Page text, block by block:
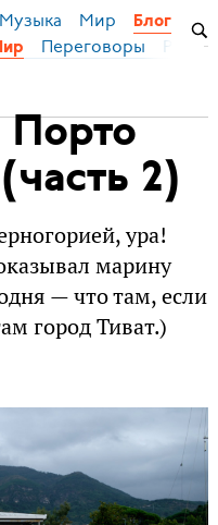
Музыка Мир Блог
Переговоры
Порто
2)
ура!
марину
— что там, если
город Тиват.)